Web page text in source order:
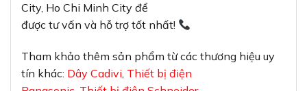
City, Ho Chi Minh City để
được tư vấn và hỗ trợ tốt nhất!
Tham khảo thêm sản phẩm từ các thương hiệu uy
tín khác: Dây Cadivi Thiết bị điện